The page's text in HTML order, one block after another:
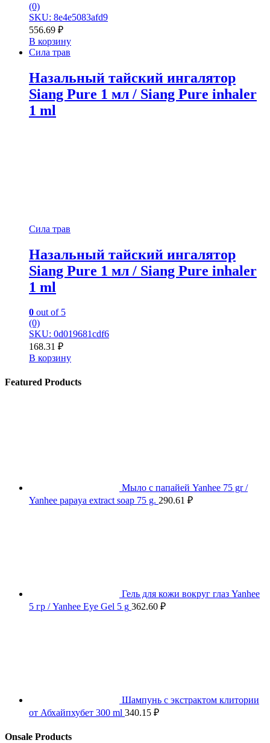
(0)
SKU: 8e4e5083afd9
556.69 ₽
В корзину
Сила трав
Назальный тайский ингалятор
Siang Pure 1 мл / Siang Pure inhaler
1 ml
Сила трав
Назальный тайский ингалятор
Siang Pure 1 мл / Siang Pure inhaler
1 ml
0 out of 5
(0)
SKU: 0d019681cdf6
168.31 ₽
В корзину
Featured Products
Мыло с папайей Yanhee 75 gr /
Yanhee papaya extract soap 75 g. 290.61 ₽
Гель для кожи вокруг глаз Yanhee
5 гр / Yanhee Eye Gel 5 g 362.60 ₽
Шампунь с экстрактом клитории
от Абхайпхубет 300 ml 340.15 ₽
Onsale Products